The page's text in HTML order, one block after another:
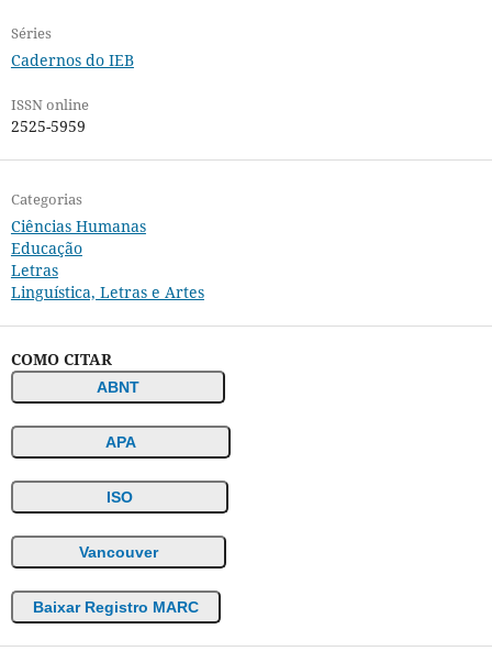
Séries
Cadernos do IEB
ISSN online
2525-5959
Categorias
Ciências Humanas
Educação
Letras
Linguística, Letras e Artes
COMO CITAR
ABNT
APA
ISO
Vancouver
Baixar Registro MARC